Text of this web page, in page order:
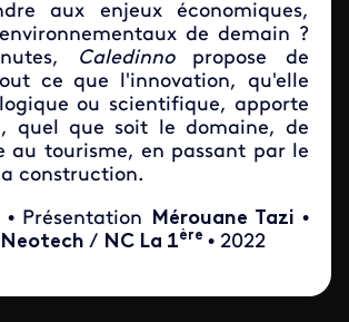
aux enjeux économiques,
de demain ?
Caledinnopropose de
ce que l'innovation, qu'elle
ou scientifique, apporte
quel que soit le domaine, de
au tourisme, en passant par le
construction.
Présentation Mérouane Tazi •
Neotech / NC La 1ère • 2022